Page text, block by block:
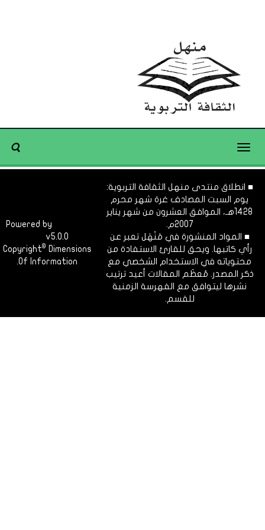
Toggle
■ انطلاق منتدى منهل الثقافة التربوية:
يوم السبت المصادف غرة شهر محرم
1428هـ، الموافق العشرون من شهر يناير
2007م.
■ المواد المنشورة في مَنْهَل تعبر عن
رأي كاتبها. ويحق للقارئ الاستفادة من
محتوياته في الاستخدام الشخصي مع
ذكر المصدر. مُعظَم المقالات أعيد ترتيب
نشرها ليتوافق مع الفهرسة الزمنية
للقسم.
Powered by
v5.0.0
Copyright©
Dimensions
Of Information.